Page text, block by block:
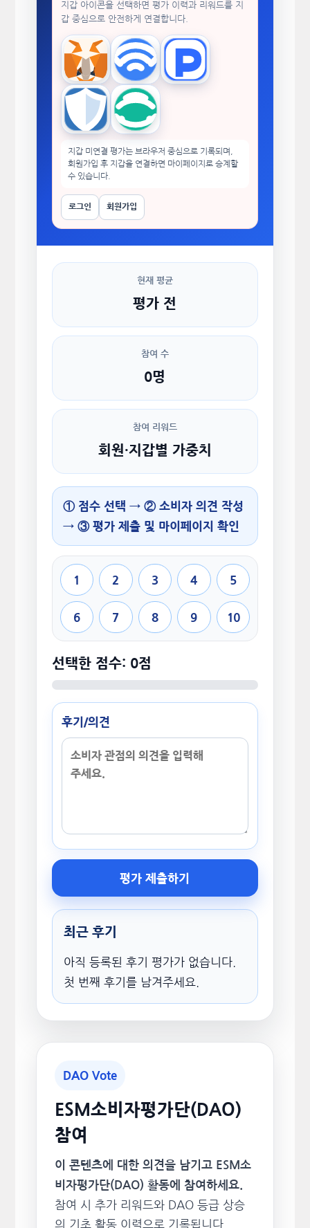
지갑 아이콘을 선택하면 평가 이력과 리워드를 지
갑 중심으로 안전하게 연결합니다.
MetaMask WalletConnectTokenPocket
Trust Wallet imToken
지갑 미연결 평가는 브라우저 중심으로 기록되며,
회원가입 후 지갑을 연결하면 마이페이지로 승계할
수 있습니다.
로그인 회원가입
현재 평균
평가 전
참여 수
0명
참여 리워드
회원·지갑별 가중치
① 점수 선택 → ② 소비자 의견 작성
→ ③ 평가 제출 및 마이페이지 확인
1 2 3 4 5
6 7 8 9 10
선택한 점수: 0점
후기/의견
평가 제출하기
최근 후기
아직 등록된 후기 평가가 없습니다.
첫 번째 후기를 남겨주세요.
DAO Vote
ESM소비자평가단(DAO)
참여
이 콘텐츠에 대한 의견을 남기고 ESM소
비자평가단(DAO) 활동에 참여하세요.
참여 시 추가 리워드와 DAO 등급 상승
의 기초 활동 이력으로 기록됩니다.